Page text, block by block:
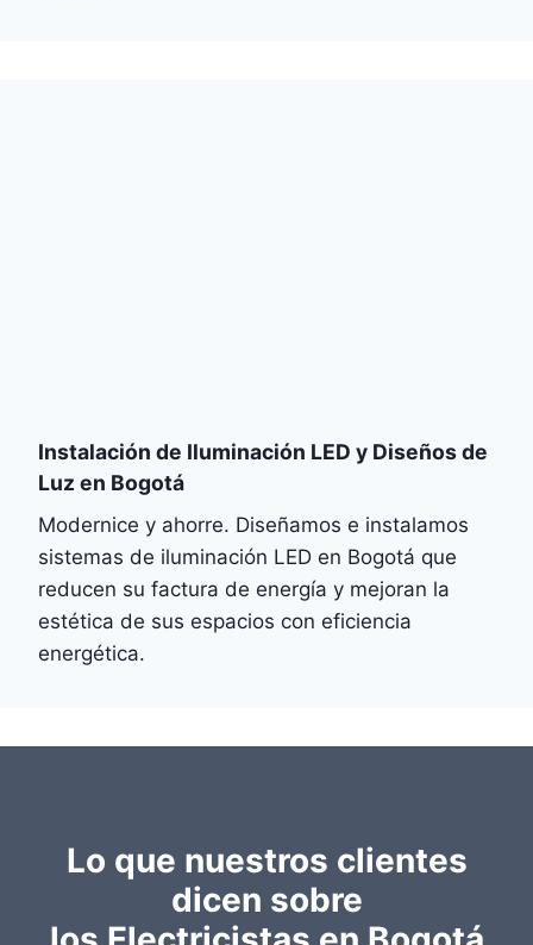
Instalación de Iluminación LED y Diseños de
Luz en Bogotá
Modernice y ahorre. Diseñamos e instalamos
sistemas de iluminación LED en Bogotá que
reducen su factura de energía y mejoran la
estética de sus espacios con eficiencia
energética.
Lo que nuestros clientes
dicen sobre